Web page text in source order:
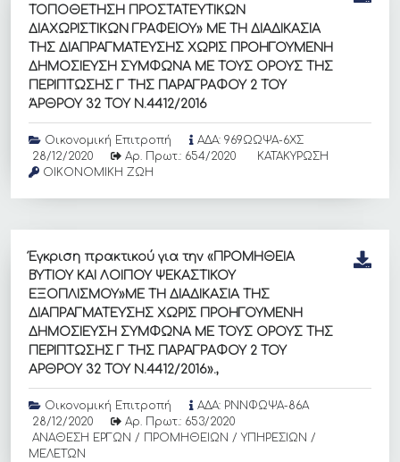
ΤΟΠΟΘΕΤΗΣΗ ΠΡΟΣΤΑΤΕΥΤΙΚΩΝ
ΔΙΑΧΩΡΙΣΤΙΚΩΝ ΓΡΑΦΕΙΟΥ» ΜΕ ΤΗ ΔΙΑΔΙΚΑΣΙΑ
ΤΗΣ ΔΙΑΠΡΑΓΜΑΤΕΥΣΗΣ ΧΩΡΙΣ ΠΡΟΗΓΟΥΜΕΝΗ
ΔΗΜΟΣΙΕΥΣΗ ΣΥΜΦΩΝΑ ΜΕ ΤΟΥΣ ΟΡΟΥΣ ΤΗΣ
ΠΕΡΙΠΤΩΣΗΣ Γ ΤΗΣ ΠΑΡΑΓΡΑΦΟΥ 2 ΤΟΥ
ΆΡΘΡΟΥ 32 ΤΟΥ Ν.4412/2016
Οικονομική Επιτροπή
ΑΔΑ: 969ΩΩΨΑ-6ΧΣ
28/12/2020
Αρ. Πρωτ.: 654/2020
ΚΑΤΑΚΥΡΩΣΗ
ΟΙΚΟΝΟΜΙΚΗ ΖΩΗ
Έγκριση πρακτικού για την «ΠΡΟΜΗΘΕΙΑ
ΒΥΤΙΟΥ ΚΑΙ ΛΟΙΠΟΥ ΨΕΚΑΣΤΙΚΟΥ
ΕΞΟΠΛΙΣΜΟΥ»ΜΕ ΤΗ ΔΙΑΔΙΚΑΣΙΑ ΤΗΣ
ΔΙΑΠΡΑΓΜΑΤΕΥΣΗΣ ΧΩΡΙΣ ΠΡΟΗΓΟΥΜΕΝΗ
ΔΗΜΟΣΙΕΥΣΗ ΣΥΜΦΩΝΑ ΜΕ ΤΟΥΣ ΟΡΟΥΣ ΤΗΣ
ΠΕΡΙΠΤΩΣΗΣ Γ ΤΗΣ ΠΑΡΑΓΡΑΦΟΥ 2 ΤΟΥ
ΑΡΘΡΟΥ 32 ΤΟΥ Ν.4412/2016».,
Οικονομική Επιτροπή
ΑΔΑ: ΡΝΝΦΩΨΑ-86Α
28/12/2020
Αρ. Πρωτ.: 653/2020
ΑΝΑΘΕΣΗ ΕΡΓΩΝ / ΠΡΟΜΗΘΕΙΩΝ / ΥΠΗΡΕΣΙΩΝ /
ΜΕΛΕΤΩΝ